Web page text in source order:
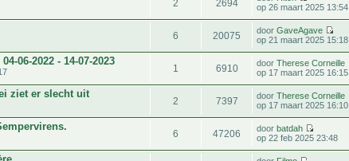
2 2694
op 26 maart 2025 13:54
6 20075 doorGaveAgave
op 21 maart 2025 15:18
06-2022 - 14-07-2023
1 6910 doorTherese Corneille
op 17 maart 2025 16:15
ziet er slecht uit
2 7397 doorTherese Corneille
op 17 maart 2025 16:10
6 47206 doorbatdah
op 22 feb 2025 23:48